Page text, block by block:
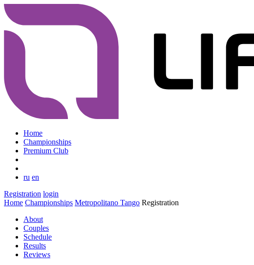
Home
Championships
Premium Club
ru en
Registration login
Home Championships Metropolitano Tango Registration
About
Couples
Schedule
Results
Reviews